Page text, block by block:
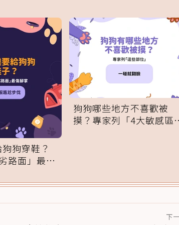
狗穿鞋？
路面」最傷
狗狗哪些地方不喜歡被
摸？專家列「4大敏感區
下